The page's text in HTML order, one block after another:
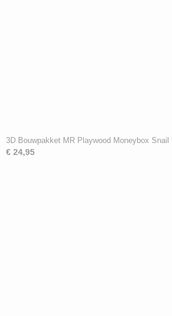
3D Bouwpakket MR Playwood Moneybox Snail
€ 24,95